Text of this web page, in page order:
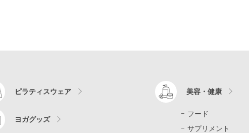
ピラティスウェア
ヨガグッズ
美容・健康
フード
サプリメント